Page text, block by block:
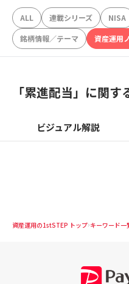
ALL 連載シリーズ NISA
銘柄情報／テーマ
資産運用
「累進配当」に関す
ビジュアル解説
資産運用の1stSTEP トップ キーワード一